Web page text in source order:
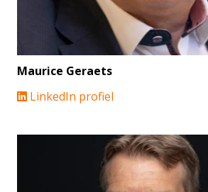
Maurice Geraets
LinkedIn profiel